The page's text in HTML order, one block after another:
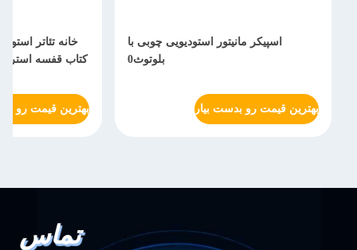
اسپیکر مانیتور استودیویی چوبی با
بلوتوث0
بهترین قیمت رو بدست بیار
کتاب قفسه
بهترین قیمت رو
تماس